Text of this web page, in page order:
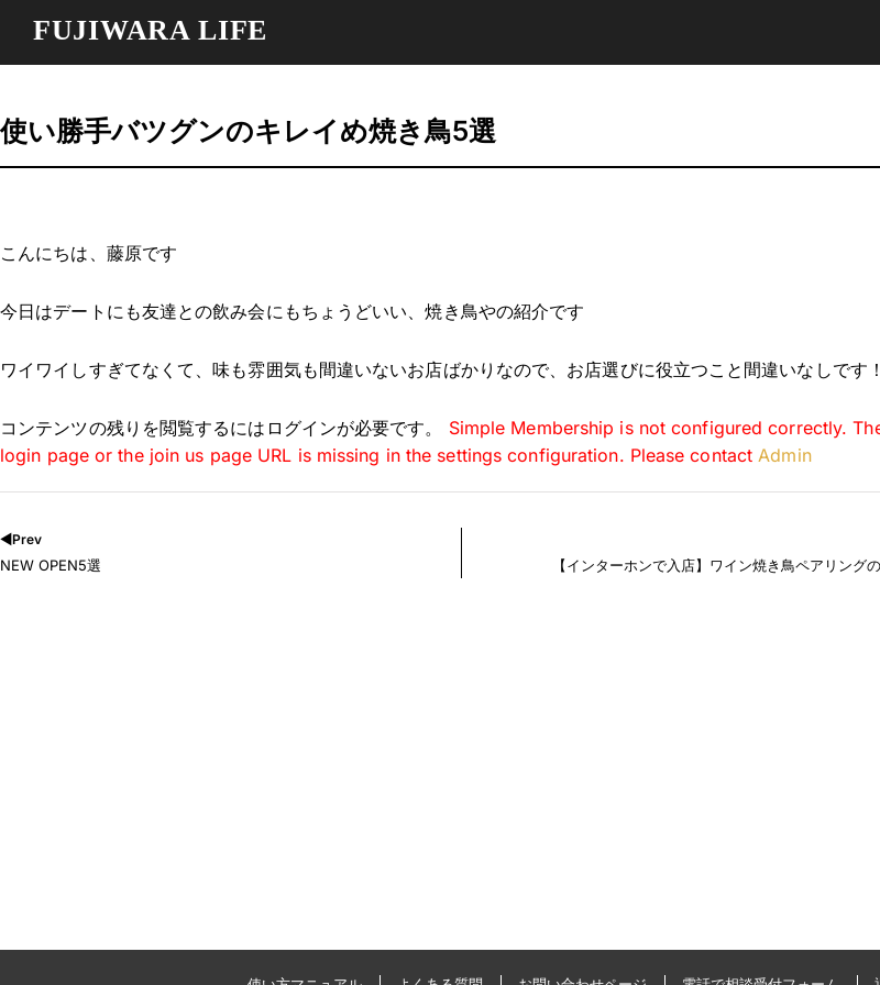
FUJIWARA LIFE
使い勝手バツグンのキレイめ焼き鳥5選
こんにちは、藤原です
今日はデートにも友達との飲み会にもちょうどいい、焼き鳥やの紹介です
ワイワイしすぎてなくて、味も雰囲気も間違いないお店ばかりなので、お店選びに役立つこと間違いなしです
コンテンツの残りを閲覧するにはログインが必要です。 Simple Membership is not configured correctly.
login page or the join us page URL is missing in the settings configuration. Please contactAdmin
◀︎Prev
NEW OPEN5選 【インターホンで入店】ワイン焼き鳥ペアリング